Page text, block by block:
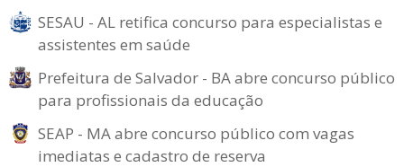
SESAU - AL retifica concurso para especialistas e
assistentes em saúde
Prefeitura de Salvador - BA abre concurso público
para profissionais da educação
SEAP - MA abre concurso público com vagas
imediatas e cadastro de reserva